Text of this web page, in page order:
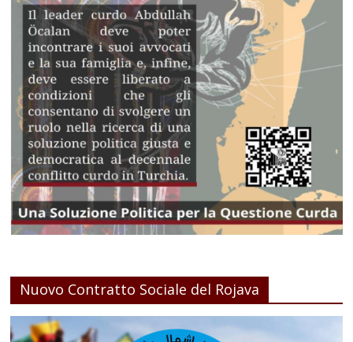
Nuovo Contratto Sociale del Rojava